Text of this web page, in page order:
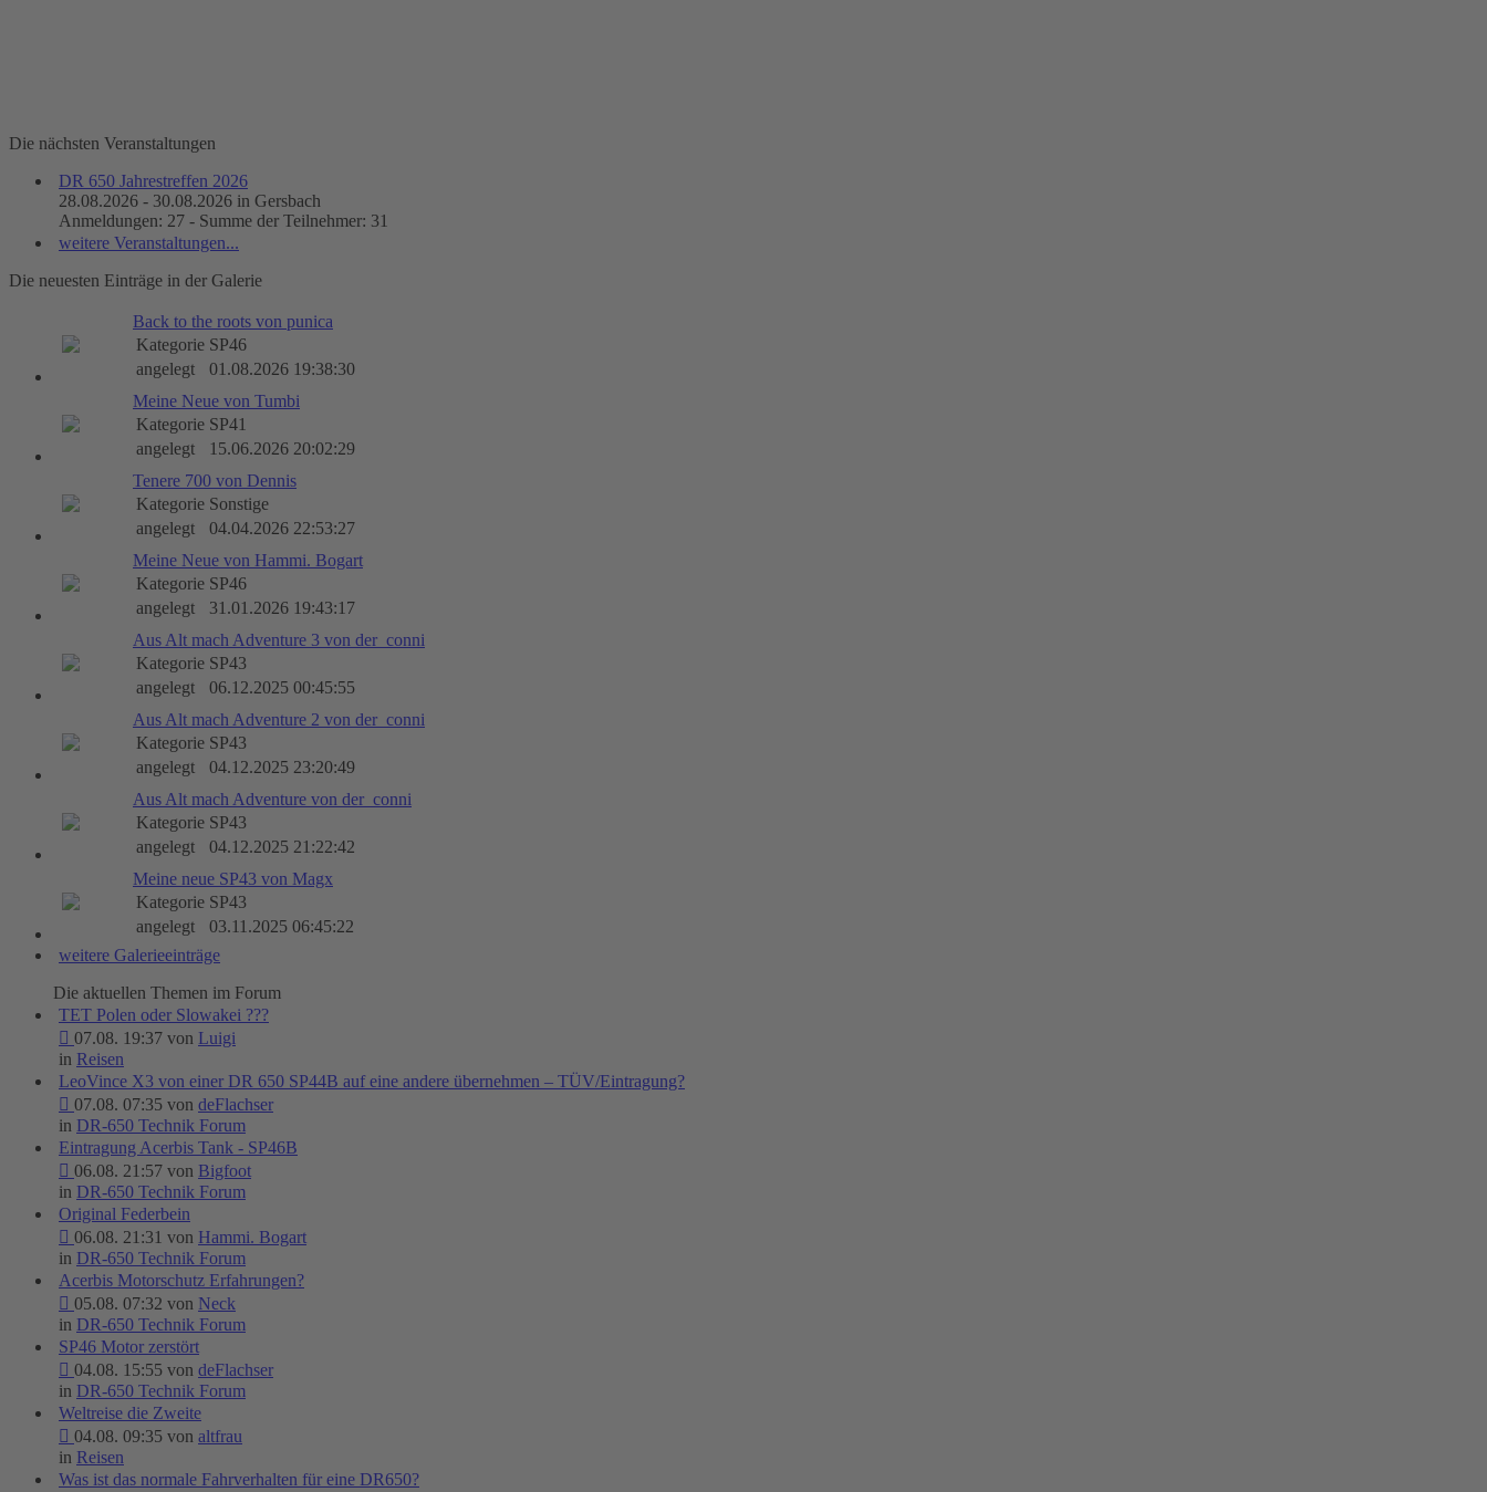
Die nächsten Veranstaltungen
DR 650 Jahrestreffen 2026
28.08.2026 - 30.08.2026 in Gersbach
Anmeldungen: 27 - Summe der Teilnehmer: 31
weitere Veranstaltungen...
Die neuesten Einträge in der Galerie
Back to the roots von punica
Kategorie SP46
angelegt
01.08.2026 19:38:30
Meine Neue von Tumbi
Kategorie SP41
angelegt
15.06.2026 20:02:29
Tenere 700 von Dennis
Kategorie Sonstige
angelegt
04.04.2026 22:53:27
Meine Neue von Hammi. Bogart
Kategorie SP46
angelegt
31.01.2026 19:43:17
Aus Alt mach Adventure 3 von der_conni
Kategorie SP43
angelegt
06.12.2025 00:45:55
Aus Alt mach Adventure 2 von der_conni
Kategorie SP43
angelegt
04.12.2025 23:20:49
Aus Alt mach Adventure von der_conni
Kategorie SP43
angelegt
04.12.2025 21:22:42
Meine neue SP43 von Magx
Kategorie SP43
angelegt
03.11.2025 06:45:22
weitere Galerieeinträge
Die aktuellen Themen im Forum
TET Polen oder Slowakei ???
07.08. 19:37 von Luigi
in Reisen
LeoVince X3 von einer DR 650 SP44B auf eine andere übernehmen – TÜV/Eintragung?
07.08. 07:35 von deFlachser
in DR-650 Technik Forum
Eintragung Acerbis Tank - SP46B
06.08. 21:57 von Bigfoot
in DR-650 Technik Forum
Original Federbein
06.08. 21:31 von Hammi. Bogart
in DR-650 Technik Forum
Acerbis Motorschutz Erfahrungen?
05.08. 07:32 von Neck
in DR-650 Technik Forum
SP46 Motor zerstört
04.08. 15:55 von deFlachser
in DR-650 Technik Forum
Weltreise die Zweite
04.08. 09:35 von altfrau
in Reisen
Was ist das normale Fahrverhalten für eine DR650?